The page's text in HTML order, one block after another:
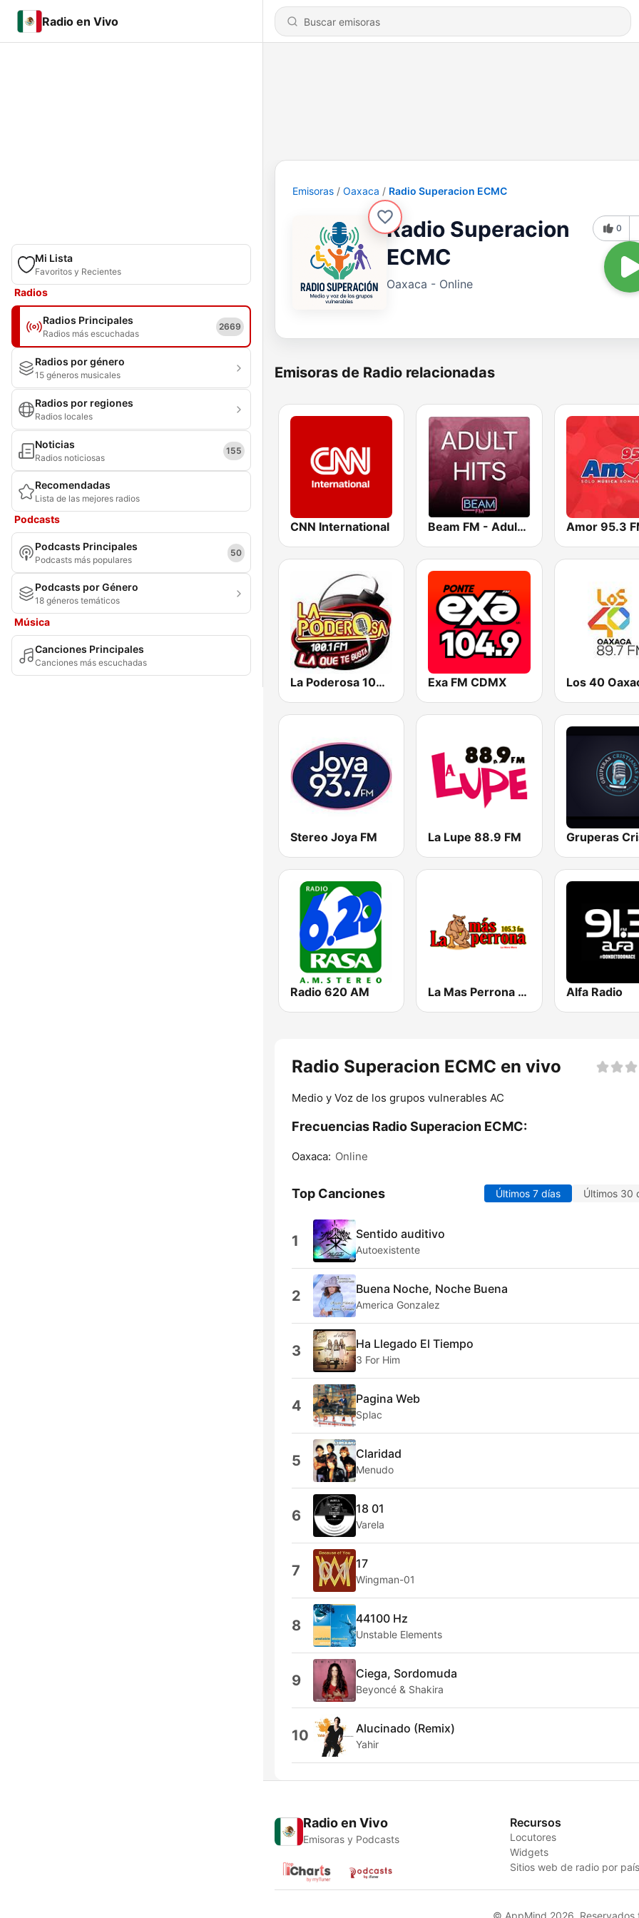
Radio en Vivo
Mi Lista
Favoritos y Recientes
Radios
Radios Principales
Radios más escuchadas
2669
Radios por género
15 géneros musicales
Radios por regiones
Radios locales
Noticias
Radios noticiosas
155
Recomendadas
Lista de las mejores radios
Podcasts
Podcasts Principales
Podcasts más populares
50
Podcasts por Género
18 géneros temáticos
Música
Canciones Principales
Canciones más escuchadas
Emisoras Oaxaca Radio Superacion ECMC
Radio Superacion
ECMC
Oaxaca - Online
0
Emisoras de Radio relacionadas
CNN International Beam FM - Adult Hits Amor 95.3
La Poderosa 100.1 FM Exa FM CDMX Los 40
Stereo Joya FM La Lupe 88.9 FM
Radio 620 AM La Mas Perrona 105.3 FM Alfa Radio
Radio Superacion ECMC en vivo
Medio y Voz de los grupos vulnerables AC
Frecuencias Radio Superacion ECMC:
Oaxaca: Online
Top Canciones Últimos 7 días Últimos 30
1 Sentido auditivo
Autoexistente
2 Buena Noche, Noche Buena
America Gonzalez
3 Ha Llegado El Tiempo
3 For Him
4 Pagina Web
Splac
5 Claridad
Menudo
6 18 01
Varela
7 17
Wingman-01
8 44100 Hz
Unstable Elements
9 Ciega, Sordomuda
Beyoncé & Shakira
10 Alucinado (Remix)
Yahir
Radio en Vivo
Emisoras y Podcasts
Recursos
Locutores
Widgets
Sitios web de radio por